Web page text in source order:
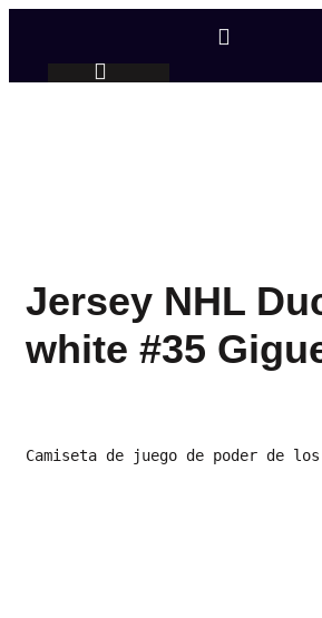
Jersey NHL
white #35
Camiseta de juego de poder de los